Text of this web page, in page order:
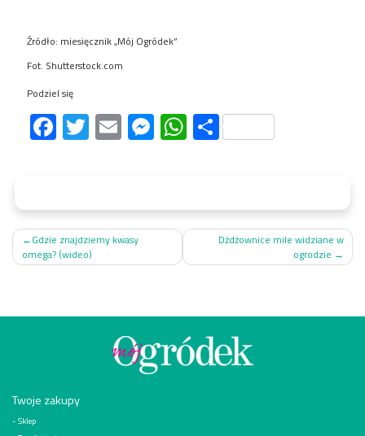
Źródło: miesięcznik „Mój Ogródek”
Fot. Shutterstock.com
Podziel się
Facebook
Twitter
EmailMessenger
WhatsApp
Share
Nawigacja
wpisu
Gdzie znajdziemy kwasy
omega? (wideo)
Dżdżownice mile widziane w
ogrodzie
Twoje zakupy
Sklep